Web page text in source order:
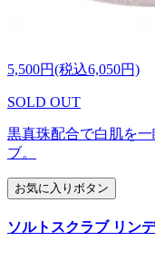
5,500円(税込6,050円)
SOLD OUT
黒真珠配合で白肌を
ブ。
お気に入りボタン
ソルトスクラブ リン